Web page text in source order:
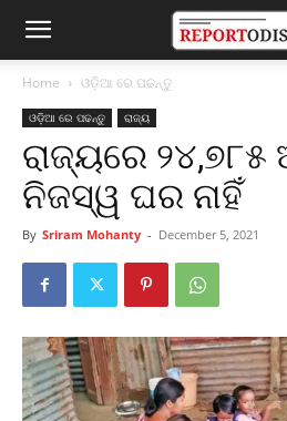
Home ଓଡ଼ିଆ ରେ ପଢନ୍ତୁ
ଓଡ଼ିଆ ରେ ପଢନ୍ତୁ ରାଜ୍ୟ
ରାଜ୍ୟରେ
ନିଜସ୍ୱ ଘର ନାହିଁ
By Sriram Mohanty - December 5, 2021